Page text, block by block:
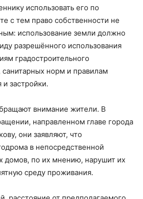
использовать его по
с тем право собственности не
использование земли должно
разрешённого использования
градостроительного
санитарных норм и правилам
застройки.
внимание жители. В
направленном главе города
они заявляют, что
в непосредственной
домов, по их мнению, нарушит их
среду проживания.